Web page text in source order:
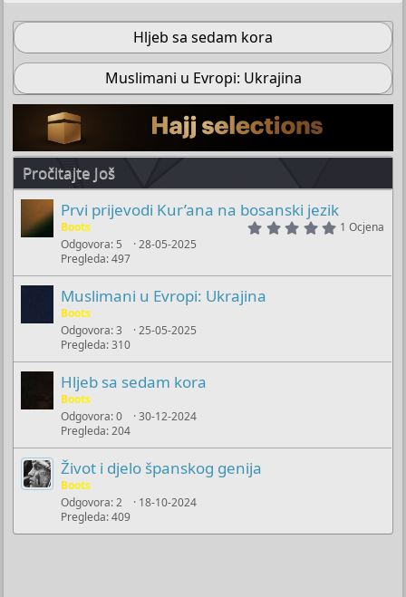
Hljeb sa sedam kora
Muslimani u Evropi: Ukrajina
Pročitajte Još
Prvi prijevodi Kur’ana na bosanski jezik
5
s
1 Ocjena
Boots
Odgovora 5
Pregleda 497
28-05-2025
Muslimani u Evropi: Ukrajina
Boots
Odgovora 3
Pregleda 310
25-05-2025
Hljeb sa sedam kora
Boots
Odgovora 0
Pregleda 204
30-12-2024
Život i djelo španskog genija
Boots
Odgovora 2
Pregleda 409
18-10-2024